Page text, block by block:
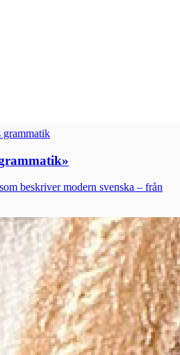
grammatik
»
beskriver modern svenska – från